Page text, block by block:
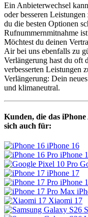
Ein Anbieterwechsel
oder besseren
du die besten Optionen
Rufnummernmitnahme
Möchtest du deinen
Air bei uns ebenfalls zu
Verlängerung hast du oft
verbesserten Leistungen
Verlängerung: Dein
und klimaneutral.
Kunden, die das
sich auch für:
iPhone 16
iPhone
iPhone 17
iPhone
Xiaomi 17